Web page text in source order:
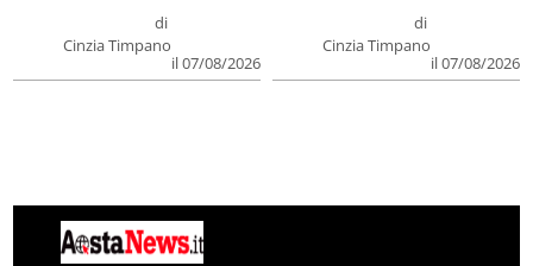
di
Cinzia Timpano
il 07/08/2026
di
Cinzia Timpano
il 07/08/2026